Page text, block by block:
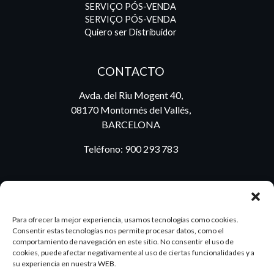
Para ofrecer la mejor experiencia, usamos tecnologías como cookies.
Consentir estas tecnologías nos permite procesar datos, como el
comportamiento de navegación en este sitio. No consentir el uso de
cookies, puede afectar negativamente al uso de ciertas funcionalidades y a
su experiencia en nuestra WEB.
SERVIÇO PÓS-VENDA
SERVIÇO PÓS-VENDA
Quiero ser Distribuidor
CONTACTO
Avda. del Riu Mogent 40,
08170 Montornés del Vallés,
BARCELONA
Teléfono: 900 293 783